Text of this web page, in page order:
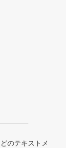
のテキストメ